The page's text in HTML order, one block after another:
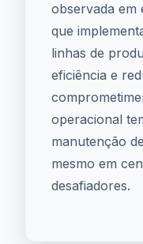
observada em
que
linhas de
eficiência e
operacional
manutenção
mesmo em
desafiadores.